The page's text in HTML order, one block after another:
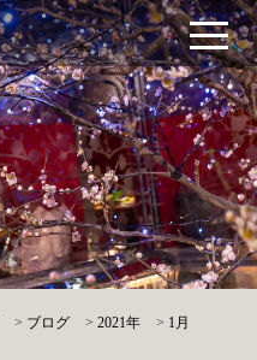
> ブログ >2021年 > 1月